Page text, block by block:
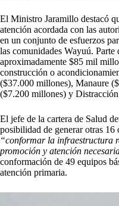
El Ministro Jaramillo destacó
atención acordada con las
en un conjunto de esfuerzos
las comunidades Wayuú. Parte
aproximadamente $85 mil
construcción o
($37.000 millones), Manaure
($7.200 millones) y
El jefe de la cartera de Salud
posibilidad de generar otras 16
“conformar la infraestructura
promoción y atención
conformación de 49 equipos
atención primaria.